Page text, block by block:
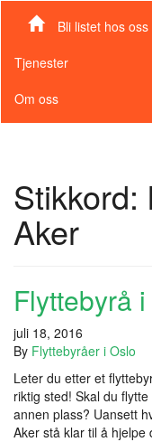
Bli listet hos oss
Tjenester
Om oss
Stikkord:
Aker
Flyttebyrå
juli 18, 2016
By Flyttebyråer i Oslo
Leter du etter et
riktig sted! Skal du
annen plass? Uansett
Aker stå klar til å hjelpe